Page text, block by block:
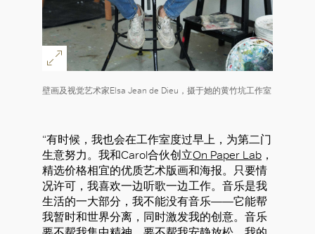
壁画及视觉艺术家Elsa Jean de Dieu，摄于她的黄竹坑工作室
“有时候，我也会在工作室度过早上，为第二门
生意努力。我和Carol合伙创立On Paper Lab ，
精选价格相宜的优质艺术版画和海报。只要情
况许可，我喜欢一边听歌一边工作。音乐是我
生活的一大部分，我不能没有音乐——它能帮
我暂时和世界分离，同时激发我的创意。音乐